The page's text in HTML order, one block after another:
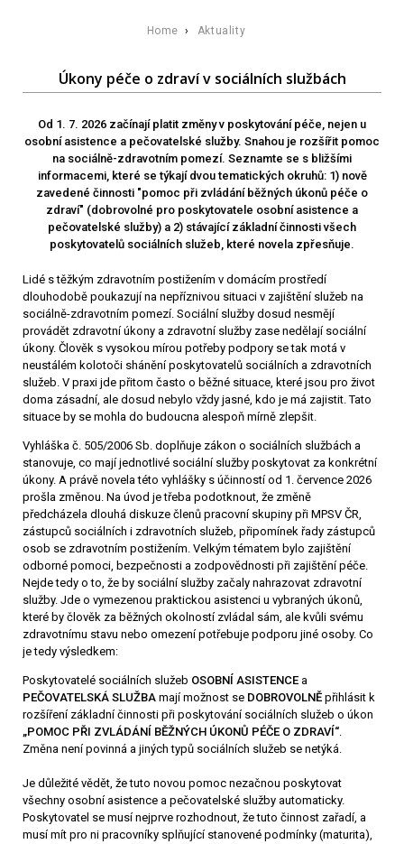
Home › Aktuality
Úkony péče o zdraví v sociálních službách
Od 1. 7. 2026 začínají platit změny v poskytování péče, nejen u
osobní asistence a pečovatelské služby. Snahou je rozšířit pomoc
na sociálně-zdravotním pomezí. Seznamte se s bližšími
informacemi, které se týkají dvou tematických okruhů: 1) nově
zavedené činnosti "pomoc při zvládání běžných úkonů péče o
zdraví" (dobrovolné pro poskytovatele osobní asistence a
pečovatelské služby) a 2) stávající základní činnosti všech
poskytovatelů sociálních služeb, které novela zpřesňuje.
Lidé s těžkým zdravotním postižením v domácím prostředí
dlouhodobě poukazují na nepříznivou situaci v zajištění služeb na
sociálně-zdravotním pomezí. Sociální služby dosud nesmějí
provádět zdravotní úkony a zdravotní služby zase nedělají sociální
úkony. Člověk s vysokou mírou potřeby podpory se tak motá v
neustálém kolotoči shánění poskytovatelů sociálních a zdravotních
služeb. V praxi jde přitom často o běžné situace, které jsou pro život
doma zásadní, ale dosud nebylo vždy jasné, kdo je má zajistit. Tato
situace by se mohla do budoucna alespoň mírně zlepšit.
Vyhláška č. 505/2006 Sb. doplňuje zákon o sociálních službách a
stanovuje, co mají jednotlivé sociální služby poskytovat za konkrétní
úkony. A právě novela této vyhlášky s účinností od 1. července 2026
prošla změnou. Na úvod je třeba podotknout, že změně
předcházela dlouhá diskuze členů pracovní skupiny při MPSV ČR,
zástupců sociálních i zdravotních služeb, připomínek řady zástupců
osob se zdravotním postižením. Velkým tématem bylo zajištění
odborné pomoci, bezpečnosti a zodpovědnosti při zajištění péče.
Nejde tedy o to, že by sociální služby začaly nahrazovat zdravotní
služby. Jde o vymezenou praktickou asistenci u vybraných úkonů,
které by člověk za běžných okolností zvládal sám, ale kvůli svému
zdravotnímu stavu nebo omezení potřebuje podporu jiné osoby. Co
je tedy výsledkem:
Poskytovatelé sociálních služeb OSOBNÍ ASISTENCE a
PEČOVATELSKÁ SLUŽBA mají možnost se DOBROVOLNĚ přihlásit k
rozšíření základní činnosti při poskytování sociálních služeb o úkon
„POMOC PŘI ZVLÁDÁNÍ BĚŽNÝCH ÚKONŮ PÉČE O ZDRAVÍ“.
Změna není povinná a jiných typů sociálních služeb se netýká.
Je důležité vědět, že tuto novou pomoc nezačnou poskytovat
všechny osobní asistence a pečovatelské služby automaticky.
Poskytovatel se musí nejprve rozhodnout, že tuto činnost zařadí, a
musí mít pro ni pracovníky splňující stanovené podmínky (maturita),